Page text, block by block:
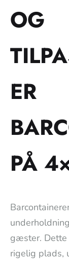
OG
ER
PÅ
gæster. Dette
rigelig plads,